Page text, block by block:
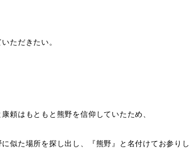
ただきたい。
頼はもともと熊野を信仰していたため、
似た場所を探し出し、『熊野』と名付けてお参りし